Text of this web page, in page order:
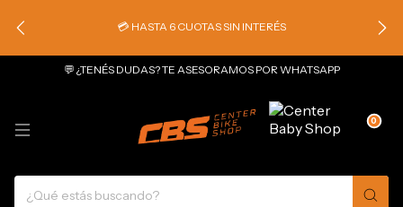
💳 HASTA 6 CUOTAS SIN INTERÉS
💬 ¿TENÉS DUDAS? TE ASESORAMOS POR WHATSAPP
0